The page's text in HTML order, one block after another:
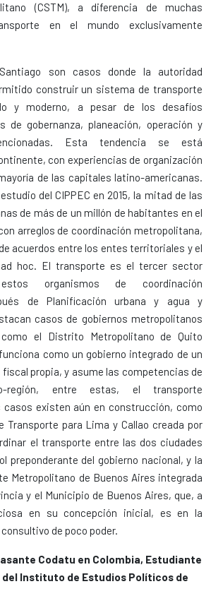
(CSTM), a diferencia de muchas
en el mundo exclusivamente
son casos donde la autoridad
construir un sistema de transporte
y moderno, a pesar de los desafíos
de gobernanza, planeación, operación y
Esta tendencia se está
con experiencias de organización
de las capitales latino-americanas.
del CIPPEC en 2015, la mitad de las
de más de un millón de habitantes en el
arreglos de coordinación metropolitana,
acuerdos entre los entes territoriales y el
hoc. El transporte es el tercer sector
organismos de coordinación
de Planificación urbana y agua y
casos de gobiernos metropolitanos
el Distrito Metropolitano de Quito
como un gobierno integrado de un
propia, y asume las competencias de
región, entre estas, el transporte
existen aún en construcción, como
Transporte para Lima y Callao creada por
el transporte entre las dos ciudades
preponderante del gobierno nacional, y la
Metropolitano de Buenos Aires integrada
y el Municipio de Buenos Aires, que, a
en su concepción inicial, es en la
de poco poder.
Codatu en Colombia, Estudiante
del Instituto de Estudios Políticos de